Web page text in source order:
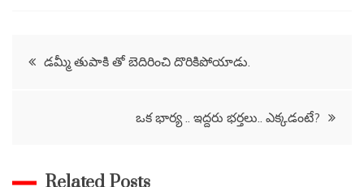
Post
డమ్మీ తుపాకి తో బెదిరించి దొరికిపోయాడు.
ఒక భార్య .. ఇద్దరు భర్తలు.. ఎక్కడంటే?